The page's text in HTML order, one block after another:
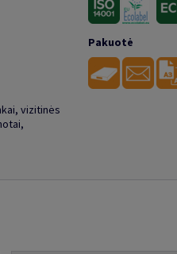
vizitinės
Pakuotė